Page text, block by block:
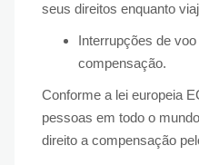
seus direitos enquanto
Interrupções de
compensação.
Conforme a lei europeia
pessoas em todo o
direito a compensação